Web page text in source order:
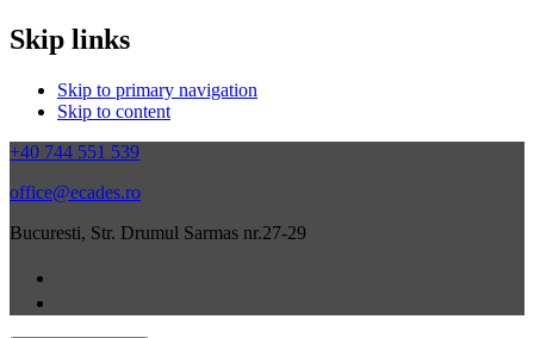
Skip links
Skip to primary navigation
Skip to content
+40 744 551 539
office@ecades.ro
Bucuresti, Str. Drumul Sarmas nr.27-29